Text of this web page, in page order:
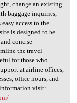
change an existing
baggage inquiries,
access to the
is designed to be
concise
the travel
for those who
at airline offices,
office hours, and
visit: